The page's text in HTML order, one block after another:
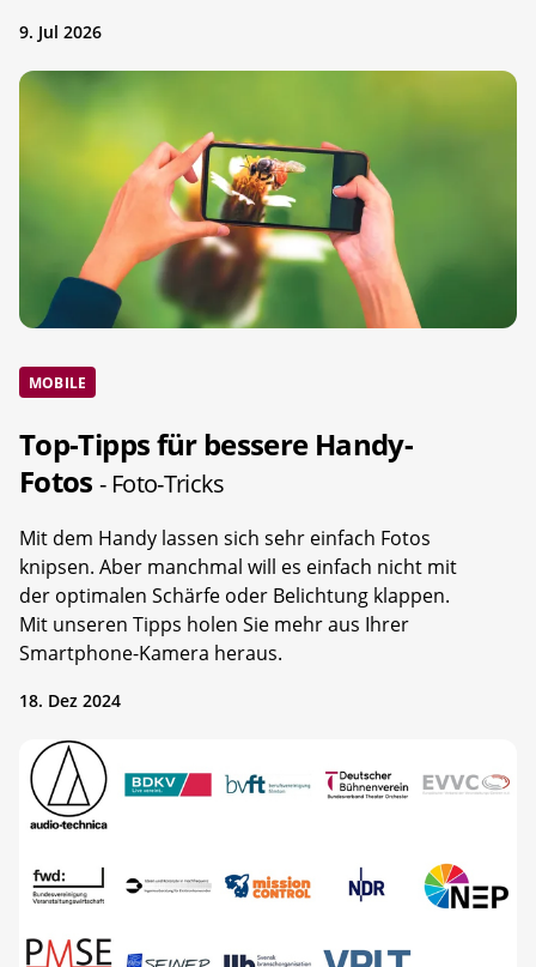
9. Jul 2026
MOBILE
Top-Tipps für bessere Handy-
Fotos- Foto-Tricks
Mit dem Handy lassen sich sehr einfach Fotos
knipsen. Aber manchmal will es einfach nicht mit
der optimalen Schärfe oder Belichtung klappen.
Mit unseren Tipps holen Sie mehr aus Ihrer
Smartphone-Kamera heraus.
18. Dez 2024